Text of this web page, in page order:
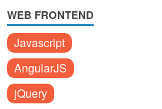
WEB FRONTEND
Javascript
AngularJS
jQuery